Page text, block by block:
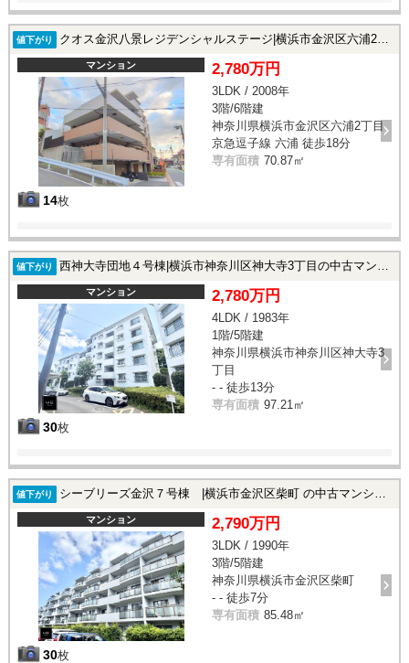
値下がり クオス金沢八景レジデンシャルステージ|横浜市金沢区六浦2丁目の中古マンション
マンション
14枚
2,780万円
3LDK / 2008年
3階/6階建
神奈川県横浜市金沢区六浦2丁目
京急逗子線 六浦 徒歩18分
専有面積 70.87㎡
値下がり 西神大寺団地４号棟|横浜市神奈川区神大寺3丁目の中古マンション
マンション
30枚
2,780万円
4LDK / 1983年
1階/5階建
神奈川県横浜市神奈川区神大寺3
丁目
- - 徒歩13分
専有面積 97.21㎡
値下がり シーブリーズ金沢７号棟 |横浜市金沢区柴町 の中古マンション
マンション
30枚
2,790万円
3LDK / 1990年
3階/5階建
神奈川県横浜市金沢区柴町
- - 徒歩7分
専有面積 85.48㎡